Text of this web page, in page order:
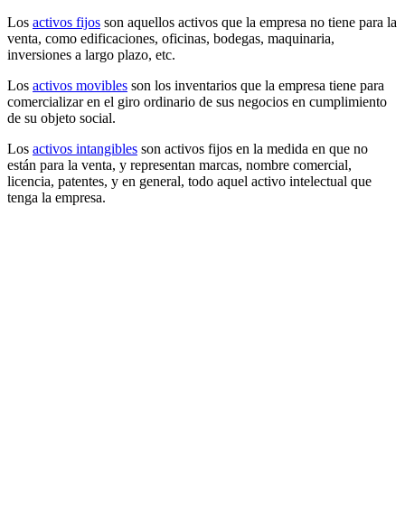
Los activos fijos son aquellos activos que la empresa no tiene para la
venta, como edificaciones, oficinas, bodegas, maquinaria,
inversiones a largo plazo, etc.
Los activos movibles son los inventarios que la empresa tiene para
comercializar en el giro ordinario de sus negocios en cumplimiento
de su objeto social.
Los activos intangibles son activos fijos en la medida en que no
están para la venta, y representan marcas, nombre comercial,
licencia, patentes, y en general, todo aquel activo intelectual que
tenga la empresa.